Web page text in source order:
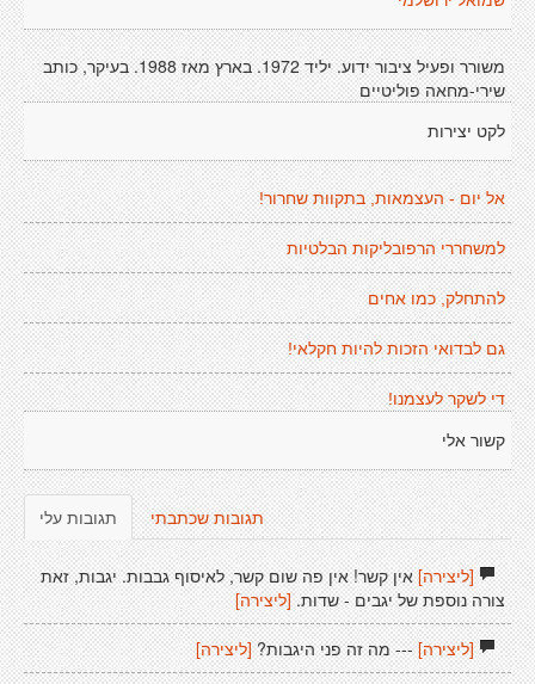
משורר ופעיל ציבור ידוע. יליד 1972. בארץ מאז 1988. בעיקר, כותב
שירי-מחאה פוליטיים
לקט יצירות
אל יום - העצמאות, בתקוות שחרור!
למשחררי הרפובליקות הבלטיות
להתחלק, כמו אחים
גם לבדואי הזכות להיות חקלאי!
די לשקר לעצמנו!
קשור אלי
תגובות עלי תגובות שכתבתי
[ליצירה]אין קשר! אין פה שום קשר, לאיסוף גבבות. יגבות, זאת
צורה נוספת של יגבים - שדות. [ליצירה]
[ליצירה]--- מה זה פני היגבות? [ליצירה]